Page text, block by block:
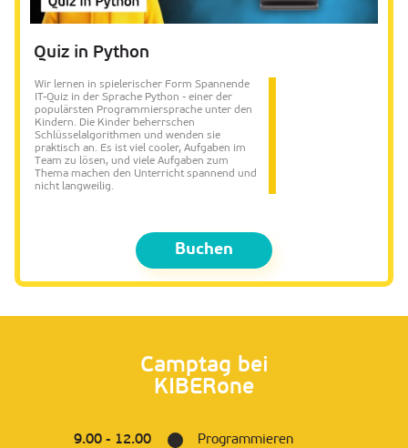
Quiz in Python
Wir lernen in spielerischer Form Spannende
IT-Quiz in der Sprache Python - einer der
populärsten Programmiersprache unter den
Kindern. Die Kinder beherrschen
Schlüsselalgorithmen und wenden sie
praktisch an. Es ist viel cooler, Aufgaben im
Team zu lösen, und viele Aufgaben zum
Thema machen den Unterricht spannend und
nicht langweilig.
Buchen
Camptag bei
KIBERone
9.00 - 12.00 Programmieren